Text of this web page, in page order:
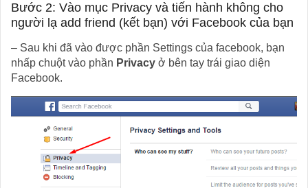
Bước 2: Vào mục Privacy và tiến hành không cho
người lạ add friend (kết bạn) với Facebook của bạn
– Sau khi đã vào được phần Settings của facebook, bạn
nhấp chuột vào phần Privacy ở bên tay trái giao diện
Facebook.